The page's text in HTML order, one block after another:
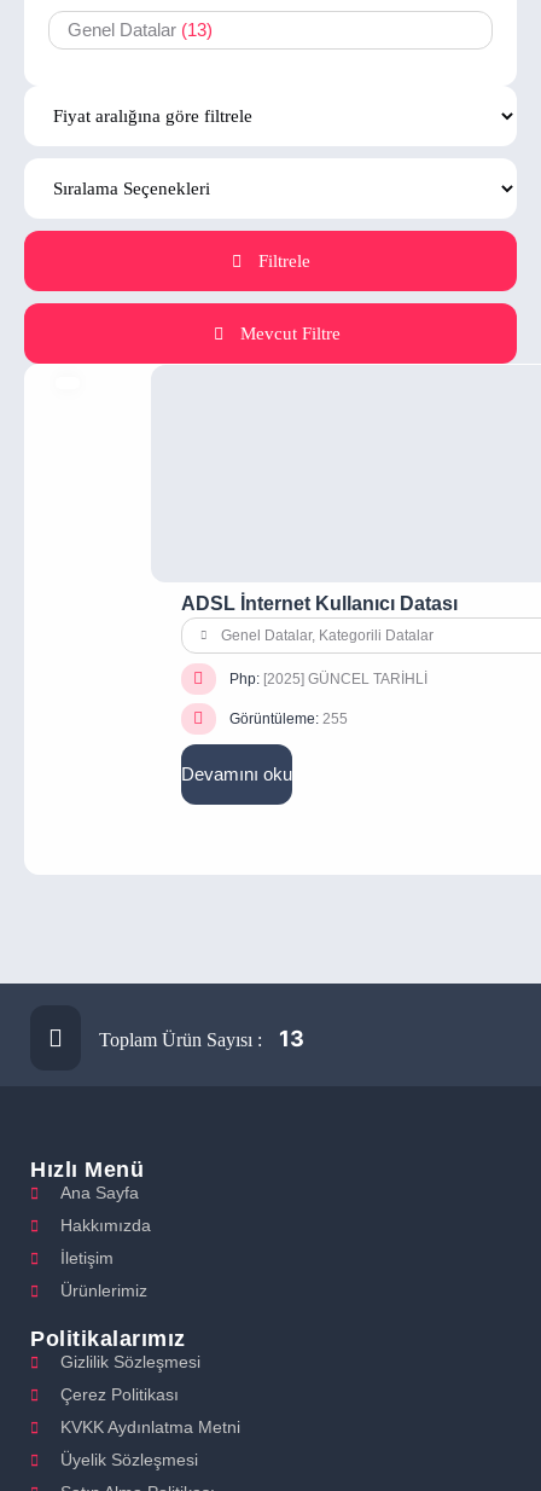
Genel Datalar (13)
Filtrele
Mevcut Filtre
ADSL İnternet Kullanıcı Datası
Genel Datalar, Kategorili Datalar
Php: [2025] GÜNCEL TARİHLİ
Görüntüleme: 255
Devamını oku
Toplam Ürün Sayısı : 13
Hızlı Menü
Ana Sayfa
Hakkımızda
İletişim
Ürünlerimiz
Politikalarımız
Gizlilik Sözleşmesi
Çerez Politikası
KVKK Aydınlatma Metni
Üyelik Sözleşmesi